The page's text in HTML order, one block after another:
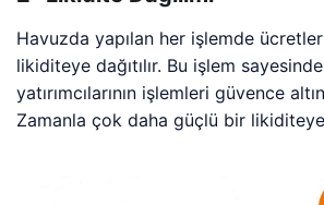
Havuzda yapılan her işlemde
likiditeye dağıtılır. Bu işlem
yatırımcılarının işlemleri güvence
Zamanla çok daha güçlü bir